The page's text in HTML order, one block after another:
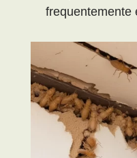
frequentemente